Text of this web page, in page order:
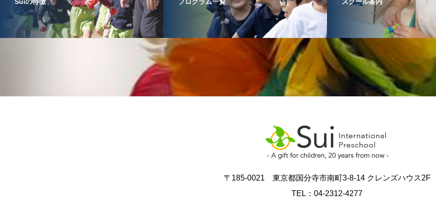
Suiの特徴 プログラム一覧 スクール案内
〒185-0021 東京都国分寺市南町3-8-14 クレンズハウス2F
TEL：04-2312-4277